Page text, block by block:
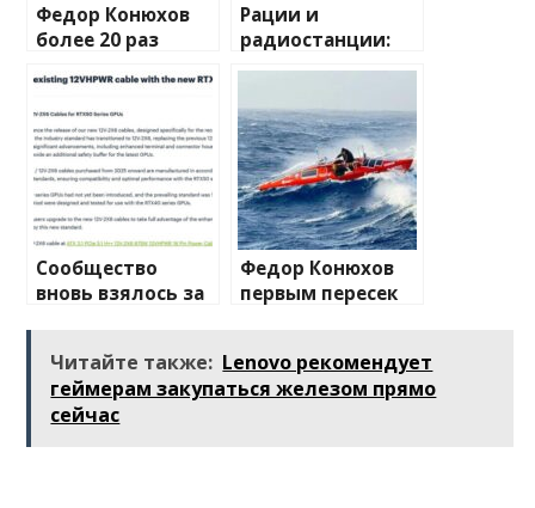
Федор Конюхов
более 20 раз
шторм посреди
Атлантики
Рации и
радиостанции:
полный
миру
беспроводной
связи
Сообщество
вновь взялось за
разъема 12V-2×6
Федор Конюхов
первым пересек
весельной лодке
Читайте также: Lenovo рекомендует
геймерам закупаться железом прямо
сейчас